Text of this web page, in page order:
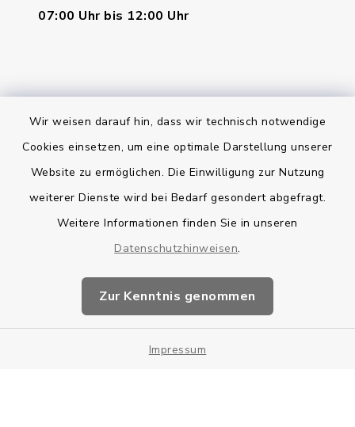
Wir weisen darauf hin, dass wir technisch notwendige
Cookies einsetzen, um eine optimale Darstellung unserer
Website zu ermöglichen. Die Einwilligung zur Nutzung
weiterer Dienste wird bei Bedarf gesondert abgefragt.
Weitere Informationen finden Sie in unseren
Datenschutzhinweisen.
Zur Kenntnis genommen
Impressum
07:00 Uhr bis 12:00 Uhr
Bankverbindung
Barrierefreiheit
Impressum
Sitemap